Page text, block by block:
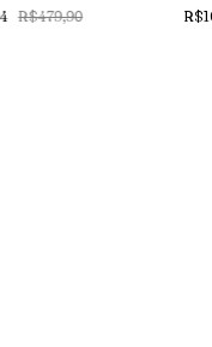
R$479,90